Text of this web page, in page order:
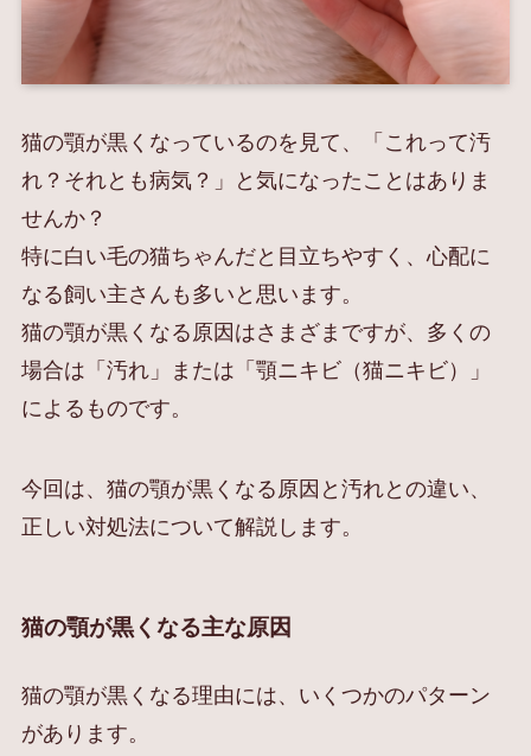
猫の顎が黒くなっているのを見て、「これって汚
れ？それとも病気？」と気になったことはありま
せんか？
特に白い毛の猫ちゃんだと目立ちやすく、心配に
なる飼い主さんも多いと思います。
猫の顎が黒くなる原因はさまざまですが、多くの
場合は「汚れ」または「顎ニキビ（猫ニキビ）」
によるものです。
今回は、猫の顎が黒くなる原因と汚れとの違い、
正しい対処法について解説します。
猫の顎が黒くなる主な原因
猫の顎が黒くなる理由には、いくつかのパターン
があります。